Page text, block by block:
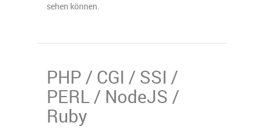
sehen können.
PHP / CGI / SSI /
PERL / NodeJS /
Ruby